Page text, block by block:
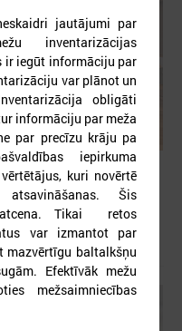
jautājumi par
inventarizācijas
ir iegūt informāciju par
var plānot un
obligāti
informāciju par meža
par precīzu krāju pa
iepirkuma
kuri novērtē
Šis
Tikai retos
var izmantot par
mazvērtīgu baltalkšņu
Efektīvāk mežu
mežsaimniecības